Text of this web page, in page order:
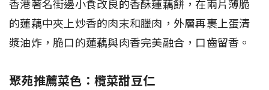
香港著名街邊小食改良的香酥蓮藕餅，在兩片薄脆
的蓮藕中夾上炒香的肉末和臘肉，外層再裹上蛋清
漿油炸，脆口的蓮藕與肉香完美融合，口齒留香。
聚苑推薦菜色：欖菜甜豆仁